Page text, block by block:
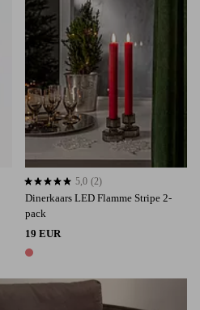
Dinerkaars LED Flamme Stripe 2-
pack
19 EUR
1 kleur
5,0 op basis van 2 beoordelingen
5,0 (2)